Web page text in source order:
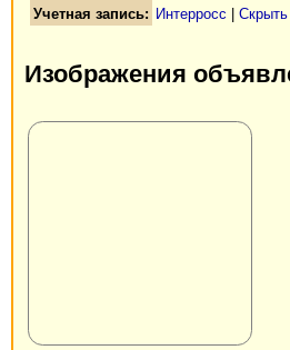
Учетная запись: Интерросс |
Изображения